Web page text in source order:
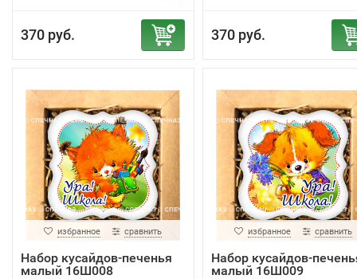
370 руб. 370 руб.
избранное сравнить
Набор кусайдов-печенья
малый 16Ш008
избранное сравнить
Набор кусайдов-
малый 16Ш009